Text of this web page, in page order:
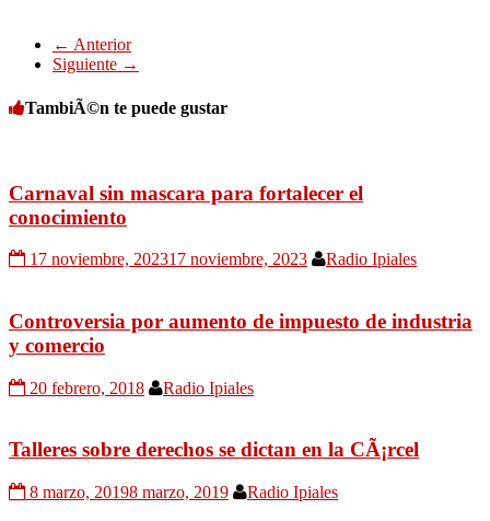
← Anterior
Siguiente →
TambiÃ©n te puede gustar
Carnaval sin mascara para fortalecer el
conocimiento
17 noviembre, 202317 noviembre, 2023 Radio Ipiales
Controversia por aumento de impuesto de industria
y comercio
20 febrero, 2018 Radio Ipiales
Talleres sobre derechos se dictan en la CÃ¡rcel
8 marzo, 20198 marzo, 2019 Radio Ipiales